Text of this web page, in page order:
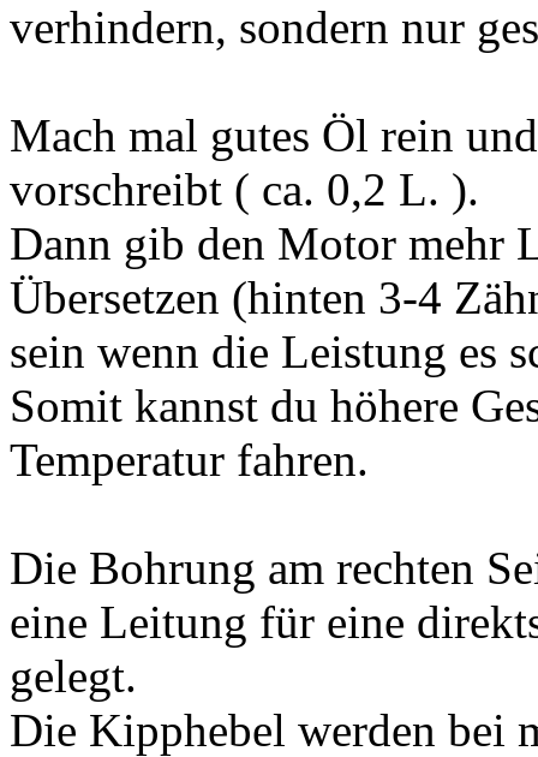
verhindern, sondern nur
Mach mal gutes Öl rein
vorschreibt ( ca. 0,2 L. ).
Dann gib den Motor mehr
Übersetzen (hinten 3-4
sein wenn die Leistung es
Somit kannst du höhere
Temperatur fahren.
Die Bohrung am rechten
eine Leitung für eine
gelegt.
Die Kipphebel werden bei